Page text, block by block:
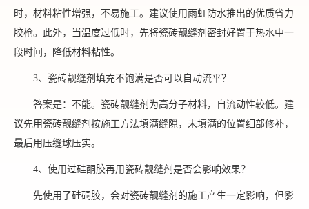
时，材料粘性增强，不易施工。建议使用雨虹防水推出的优质省力
胶枪。此外，当温度过低时，先将瓷砖靓缝剂密封好置于热水中一
段时间，降低材料粘性。
3、瓷砖靓缝剂填充不饱满是否可以自动流平？
答案是：不能。瓷砖靓缝剂为高分子材料，自流动性较低。建
议先用瓷砖靓缝剂按施工方法填满缝隙，未填满的位置细部修补，
最后用压缝球压实。
4、使用过硅酮胶再用瓷砖靓缝剂是否会影响效果？
先使用了硅硐胶，会对瓷砖靓缝剂的施工产生一定影响，但影